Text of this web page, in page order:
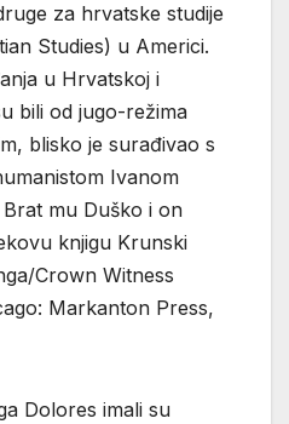
za hrvatske studije
Studies) u Americi.
u Hrvatskoj i
bili od jugo-režima
blisko je surađivao s
Ivanom
mu Duško i on
knjigu Krunski
Crown Witness
Markanton Press,
Dolores imali su